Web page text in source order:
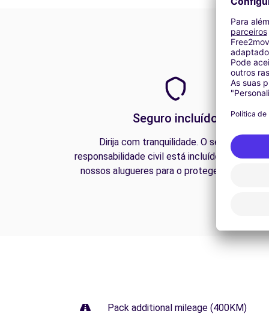
Seguro incluído
Dirija com tranquilidade. O seguro de
responsabilidade civil está incluído em todos
nossos alugueres para o proteger na
Pack additional mileage (400KM)